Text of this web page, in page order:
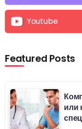
Youtube
Featured Posts
или